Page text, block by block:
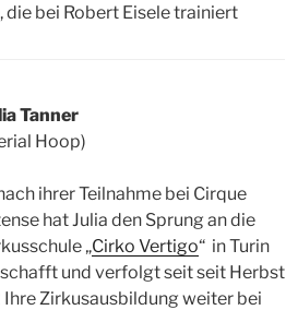
bei Robert Eisele trainiert
Tanner
Hoop)
ihrer Teilnahme bei Cirque
hat Julia den Sprung an die
„Cirko Vertigo“ in Turin
und verfolgt seit seit Herbst
Ihre Zirkusausbildung weiter bei